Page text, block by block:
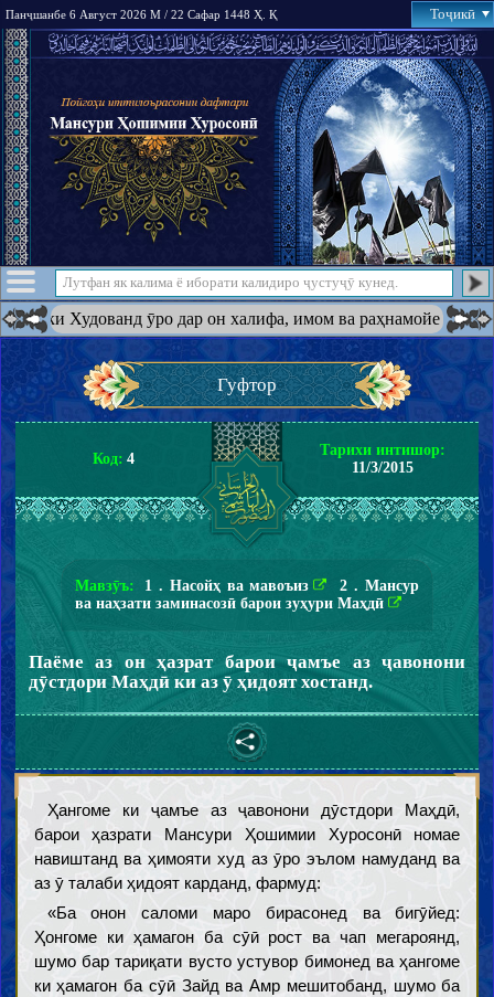
Панҷшанбе 6 Август 2026 М / 22 Сафар 1448 Ҳ. Қ Тоҷикӣ
Худованд ӯро дар он халифа, имом ва раҳнамойе ба амри
Гуфтор
Код: 4
Тарихи интишор:
11/3/2015
Мавзӯъ: 1 . Насойҳ ва мавоъиз
2 . Мансур
ва наҳзати заминасозӣ барои зуҳури Маҳдӣ
Паёме аз он ҳазрат барои ҷамъе аз ҷавонони
дӯстдори Маҳдӣ ки аз ӯ ҳидоят хостанд.
Ҳангоме ки ҷамъе аз ҷавонони дӯстдори Маҳдӣ,
барои ҳазрати Мансури Ҳошимии Хуросонӣ номае
навиштанд ва ҳимояти худ аз ӯро эълом намуданд ва
аз ӯ талаби ҳидоят карданд, фармуд:
«Ба онон саломи маро бирасонед ва бигӯйед:
Ҳонгоме ки ҳамагон ба сӯӣ рост ва чап мегароянд,
шумо бар тариқати вусто устувор бимонед ва ҳангоме
ки ҳамагон ба сӯӣ Зайд ва Амр мешитобанд, шумо ба